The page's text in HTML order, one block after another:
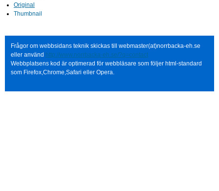
Original
Thumbnail
Frågor om webbsidans teknik skickas till webmaster(at)norrbacka-eh.se
eller använd http://www.norrbacka-eh.se/?q=contact
Webbplatsens kod är optimerad för webbläsare som följer html-standard
som Firefox,Chrome,Safari eller Opera.